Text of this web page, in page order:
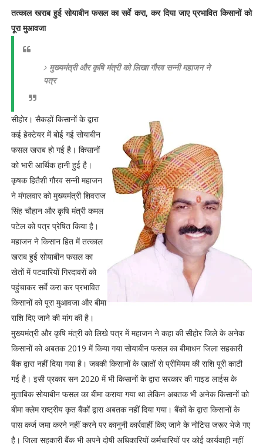
तत्काल खराब हुई सोयाबीन फसल का सर्वे करा, कर दिया जाए प्रभावित किसानों को
पूरा मुआवजा
मुख्यमंत्री और कृषि मंत्री को लिखा गौरव सन्नी महाजन ने
पत्र
सीहोर। सैकड़ों किसानों के द्वारा
कई हेक्टेयर में बोई गई सोयाबीन
फसल खराब हो गई है। किसानों
को भारी आर्थिक हानी हुई है।
कृषक हितैशी गौरव सन्नी महाजन
ने मंगलवार को मुख्यमंत्री शिवराज
सिंह चौहान और कृषि मंत्री कमल
पटेल को पत्र प्रेषित किया है।
महाजन ने किसान हित में तत्काल
खराब हुई सोयाबीन फसल का
खेतों में पटवारियों गिरदावरों को
पहुंचाकर सर्वे करा कर प्रभावित
किसानों को पूरा मुआवजा और बीमा
राशि दिए जाने की मांग की है।
मुख्यमंत्री और कृषि मंत्री को लिखे पत्र में महाजन ने कहा की सीहोर जिले के अनेक
किसानों को अबतक 2019 में किया गया सोयाबीन फसल का बीमाधन जिला सहकारी
बैंक द्वारा नहीं दिया गया है। जबकी किसानों के खातों से प्रीमियम की राशि पूरी काटी
गई है। इसी प्रकार सन 2020 में भी किसानों के द्वारा सरकार की गाइड लाईस के
मुताबिक सोयाबीन फसल का बीमा कराया गया था लेकिन अबतक भी अनेक किसानों को
बीमा क्लेम राष्ट्रीय कृत बैंकों द्वारा अबतक नहीं दिया गया। बैंकों के द्वारा किसानों के
पास कर्ज जमा करने नहीं करने पर कानूनी कार्रवाहीं किए जाने के नोटिस जरूर भेजे गए
है। जिला सहकारी बैंक भी अपने दोषी अधिकारियों कर्मचारियों पर कोई कार्यवाही नहीं